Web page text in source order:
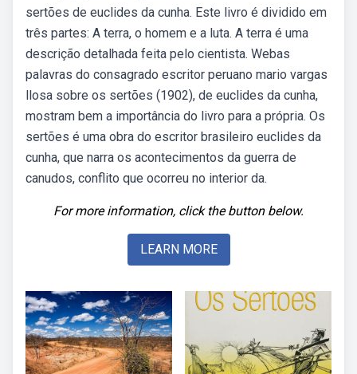
sertões de euclides da cunha. Este livro é dividido em
três partes: A terra, o homem e a luta. A terra é uma
descrição detalhada feita pelo cientista. Webas
palavras do consagrado escritor peruano mario vargas
llosa sobre os sertões (1902), de euclides da cunha,
mostram bem a importância do livro para a própria. Os
sertões é uma obra do escritor brasileiro euclides da
cunha, que narra os acontecimentos da guerra de
canudos, conflito que ocorreu no interior da.
For more information, click the button below.
LEARN MORE